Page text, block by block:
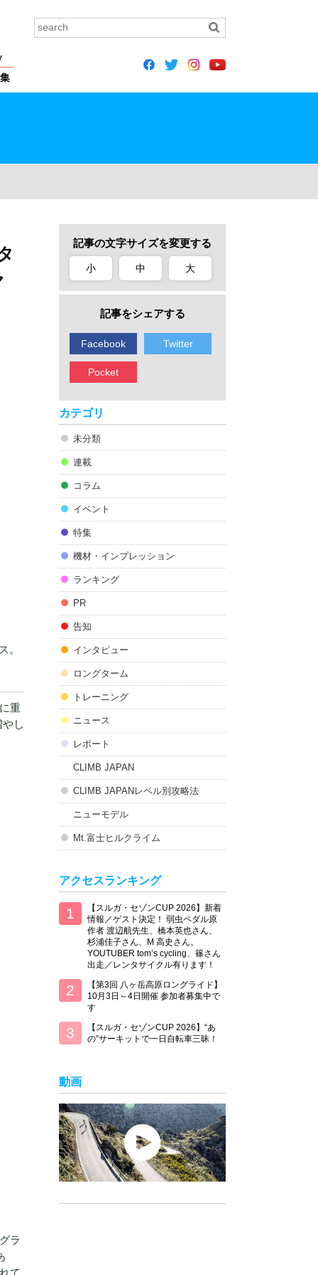
。
重
し
ラ
て
記事の文字サイズを変更する
小 中 大
記事をシェアする
Facebook Twitter
Pocket
カテゴリ
未分類
連載
コラム
イベント
特集
機材・インプレッション
ランキング
PR
告知
インタビュー
ロングターム
トレーニング
ニュース
レポート
CLIMB JAPAN
CLIMB JAPANレベル別攻略法
ニューモデル
Mt.富士ヒルクライム
アクセスランキング
【スルガ・セゾンCUP 2026】新着
情報／ゲスト決定！ 弱虫ペダル原
作者 渡辺航先生、橋本英也さん、
杉浦佳子さん、M 高史さん。
YOUTUBER tom’s cycling、篠さん
出走／レンタサイクル有ります！
【第3回 八ヶ岳高原ロングライド】
10月3日～4日開催 参加者募集中で
す
【スルガ・セゾンCUP 2026】“あ
の”サーキットで一日自転車三昧！
動画